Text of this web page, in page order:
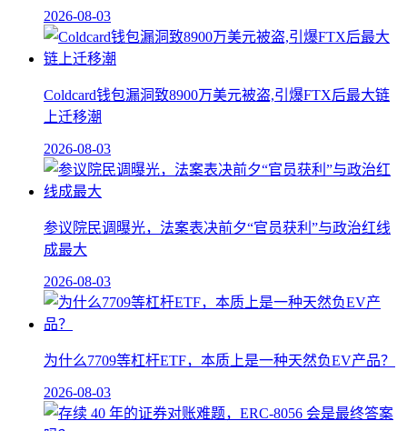
2026-08-03
Coldcard钱包漏洞致8900万美元被盗,引爆FTX后最大链
上迁移潮
2026-08-03
参议院民调曝光，法案表决前夕“官员获利”与政治红线
成最大
2026-08-03
为什么7709等杠杆ETF，本质上是一种天然负EV产品？
2026-08-03